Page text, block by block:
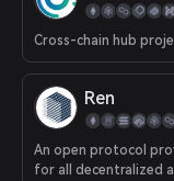
Cross-chain hub
Ren
An open protocol
for all decentralized